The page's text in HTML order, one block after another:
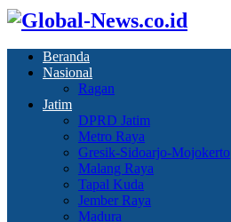
Beranda
Nasional
Ragan
Jatim
DPRD Jatim
Metro Raya
Gresik-Sidoarjo-Mojokerto
Malang Raya
Tapal Kuda
Jember Raya
Madura